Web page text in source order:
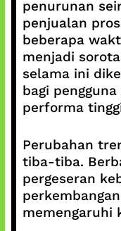
penurunan
penjualan
beberapa
menjadi
selama ini
bagi
performa
Perubahan
tiba-tiba.
pergeseran
memengaruhi